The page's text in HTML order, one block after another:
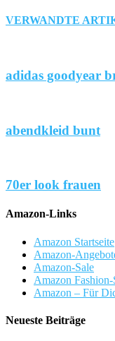
VERWANDTE
adidas goodyear
abendkleid bunt
70er look frauen
Amazon-Links
Amazon Startseite
Amazon-
Amazon-Sale
Amazon Fashion-
Amazon – Für
Neueste Beiträge